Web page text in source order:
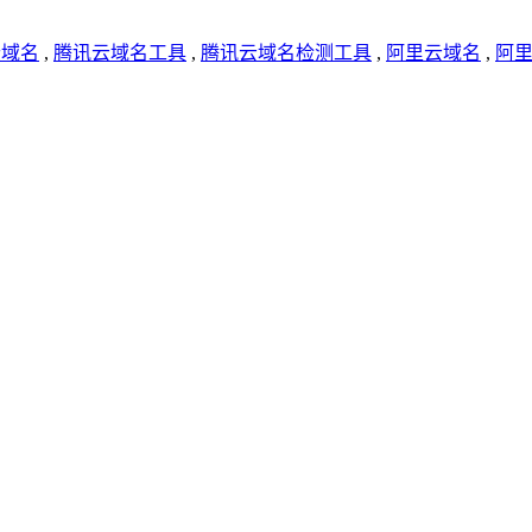
名 , 腾讯云域名工具 , 腾讯云域名检测工具 , 阿里云域名 , 阿